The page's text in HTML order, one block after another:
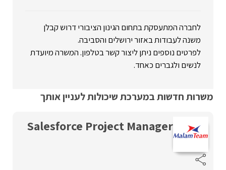
לחברה המתעסקת בתחום הגינון הציבורי דרוש קבלן
משנה לעבודות באזור ירושלים והסביבה.
לפרטים נוספים ניתן ליצור קשר בטלפון. המשרה מיועדת
לנשים ולגברים כאחד.
משרות חדשות במערכת שיכולות לעניין אותך
Salesforce Project Manager